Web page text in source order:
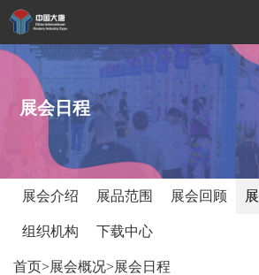
展会日程
展会介绍 展品范围 展会回顾
组织机构 下载中心
首页>展会概况>展会日程